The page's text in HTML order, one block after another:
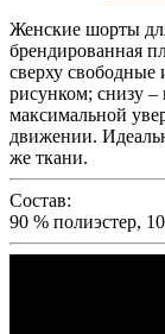
Женские шорты
брендированная
сверху
рисунком; снизу
максимальной
движении.
же ткани.
Состав:
90 % полиэстер,